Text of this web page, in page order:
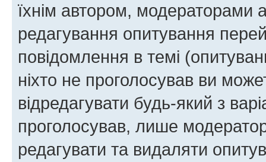
їхнім автором, модераторами
редагування опитування
повідомлення в темі
ніхто не проголосував ви
відредагувати будь-який з
проголосував, лише
редагувати та видаляти